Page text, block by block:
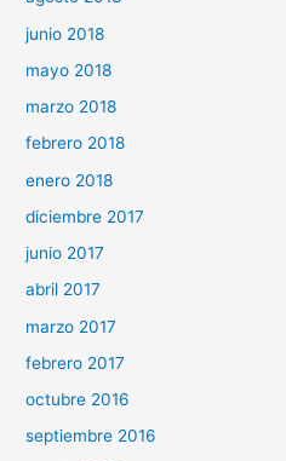
junio 2018
mayo 2018
marzo 2018
febrero 2018
enero 2018
diciembre 2017
junio 2017
abril 2017
marzo 2017
febrero 2017
octubre 2016
septiembre 2016